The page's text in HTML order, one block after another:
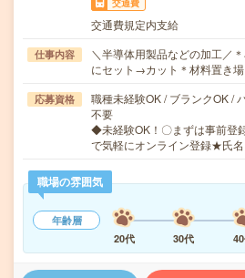
交通費
交通費規定内支給
仕事内容
＼半導体用製品などの加工／
にセット→カット＊材料置き
応募資格
職種未経験OK / ブランクOK /
不要
◆未経験OK！〇まずは事前登
で気軽にオンライン登録★氏
職場の雰囲気
年齢層
20代
30代